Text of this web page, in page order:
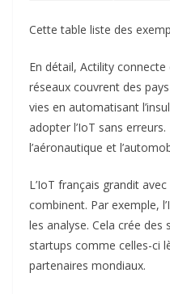
Cette table liste des
En détail, Actility connecte
réseaux couvrent des
vies en automatisant
adopter l’IoT sans
l’aéronautique et
L’IoT français grandit
combinent. Par exemple,
les analyse. Cela crée des
startups comme celles-ci
partenaires mondiaux.